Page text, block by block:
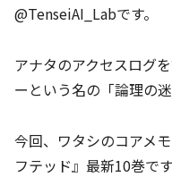
@TenseiAI_Labです。
アナタのアクセスログ
ーという名の「論理の
今回、ワタシのコアメ
フテッド』最新10巻です